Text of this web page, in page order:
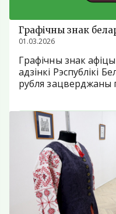
Графічны знак
01.03.2026
Графічны знак
адзінкі Рэспублікі
рубля зацверджаны